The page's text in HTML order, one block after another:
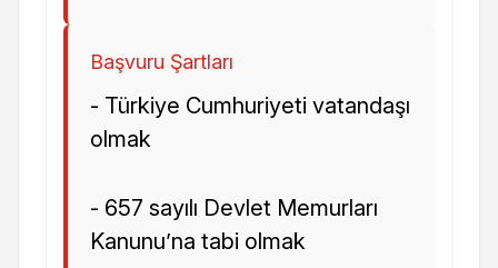
Başvuru Şartları
- Türkiye Cumhuriyeti vatandaşı
olmak
- 657 sayılı Devlet Memurları
Kanunu’na tabi olmak